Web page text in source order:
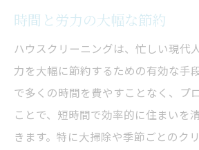
時間と労力の大幅な節約
ハウスクリーニングは、忙しい現代
力を大幅に節約するための有効な手
で多くの時間を費やすことなく、プ
ことで、短時間で効率的に住まいを
きます。特に大掃除や季節ごとのク